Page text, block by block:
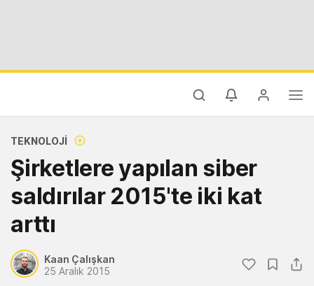
TEKNOLOJI
Şirketlere yapılan siber
saldırılar 2015'te iki kat
arttı
Kaan Çalışkan
25 Aralık 2015